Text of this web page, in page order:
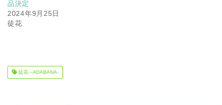
品決定
2024年9月25日
徒花
徒花 –ADABANA-